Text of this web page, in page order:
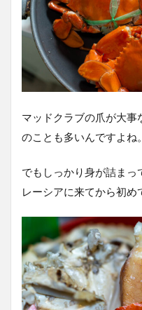
マッドクラブの爪が大事
のことも多いんですよね。
でもしっかり身が詰まっ
レーシアに来てから初め